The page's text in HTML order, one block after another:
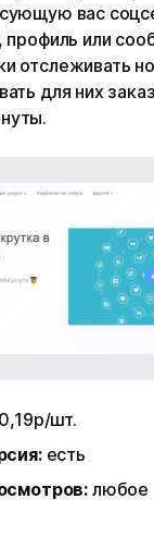
вас
профиль или
отслеживать
для них
шт.
есть
любое